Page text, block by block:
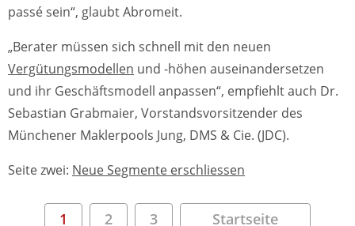
passé sein“, glaubt Abromeit.
„Berater müssen sich schnell mit den neuen
Vergütungsmodellen und -höhen auseinandersetzen
und ihr Geschäftsmodell anpassen“, empfiehlt auch Dr.
Sebastian Grabmaier, Vorstandsvorsitzender des
Münchener Maklerpools Jung, DMS & Cie. (JDC).
Seite zwei: Neue Segmente erschliessen
1 2 3 Startseite